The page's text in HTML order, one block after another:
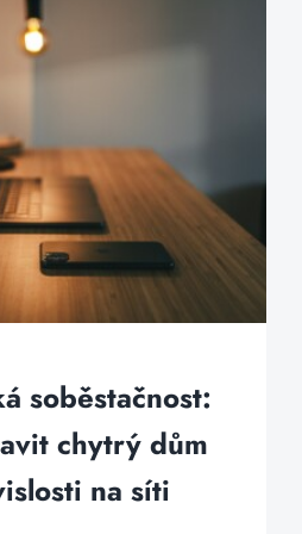
soběstačnost:
chytrý dům
na síti